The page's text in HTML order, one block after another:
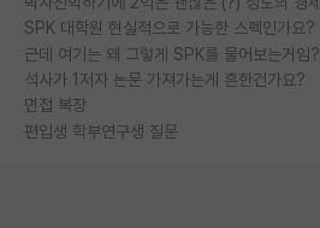
SPK 대학원 현실적으로 가능한 스펙인가요?
근데 여기는 왜 그렇게 SPK를 물어보는거임?
석사가 1저자 논문 가져가는게 흔한건가요?
면접 복장
편입생 학부연구생 질문